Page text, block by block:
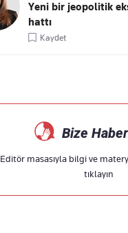
Yeni bir jeopolitik
hattı
Kaydet
Bize
Editör masasıyla bilgi ve
tıklayın